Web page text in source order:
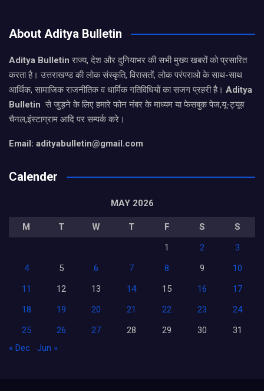
About Aditya Bulletin
Aditya Bulletinराज्य, देश और दुनियाभर की सभी मुख्य खबरों को प्रसारित
करता है। उत्तराखण्ड की लोक संस्कृति, विरासतों, लोक परंपराओ के साथ-साथ
आर्थिक, सामाजिक राजनीतिक व धार्मिक गतिविधियों का सजग प्रहरी है। Aditya
Bulletin से जुड़ने के लिए हमारे फोन नंबर के माध्यम या फेसबुक पेज,यू-ट्यूब
चैनल,इंस्टाग्राम आदि पर सम्पर्क करे।
Email: adityabulletin@gmail.com
Calender
MAY 2026
M T W T F S
S
1
2
3
4
5 6 7 8 9
10
11
12 13 14 15 16
17
18
19 20 21 22 23
24
25
26 27 28 29 30
31
« Dec
Jun »